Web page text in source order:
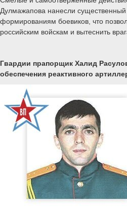
Дулмажапова нанесли
формированиям боевиков, что
российским войскам и вытеснить
Гвардии прапорщик Халид
обеспечения реактивного